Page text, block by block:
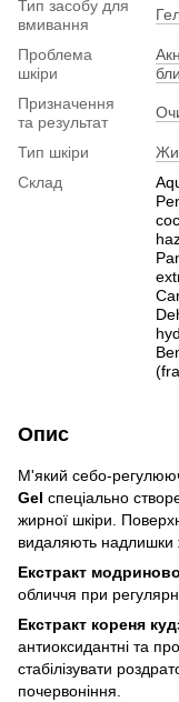
Тип засобу для
вмивання
Проблема
шкіри
Призначення
та результат
Тип шкіри
Склад
Опис
М'який себо-
Gel спеціально
жирної шкіри.
видаляють надлишки
Екстракт
обличчя при
Екстракт кореня
антиоксидантні та
стабілізувати
почервоніння.